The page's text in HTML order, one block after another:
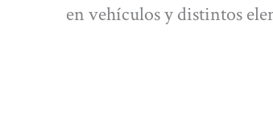
en vehículos y distintos